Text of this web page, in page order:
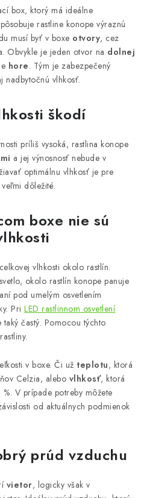
box, ktorý má ideálne
rastline konope výraznú
musí byť v boxe otvory, cez
Obvykle je jeden otvor na dolnej
hore. Tým je zabezpečený
nadbytočnú vlhkosť.
škodí
príliš vysoká, rastlina konope
a jej výnosnosť nebude v
optimálnu vlhkosť je pre
dôležité.
boxe nie sú
vlhkosti okolo rastlín.
okolo rastlín konope panuje
pod umelým osvetlením
Pri LED rastlinnom osvetlení
častý. Pomocou týchto
v boxe. Či už teplotu, ktorá
Celzia, alebo vlhkosť, ktorá
V prípade potreby môžete
od aktuálnych podmienok
prúd vzduchu
vietor, logicky však v